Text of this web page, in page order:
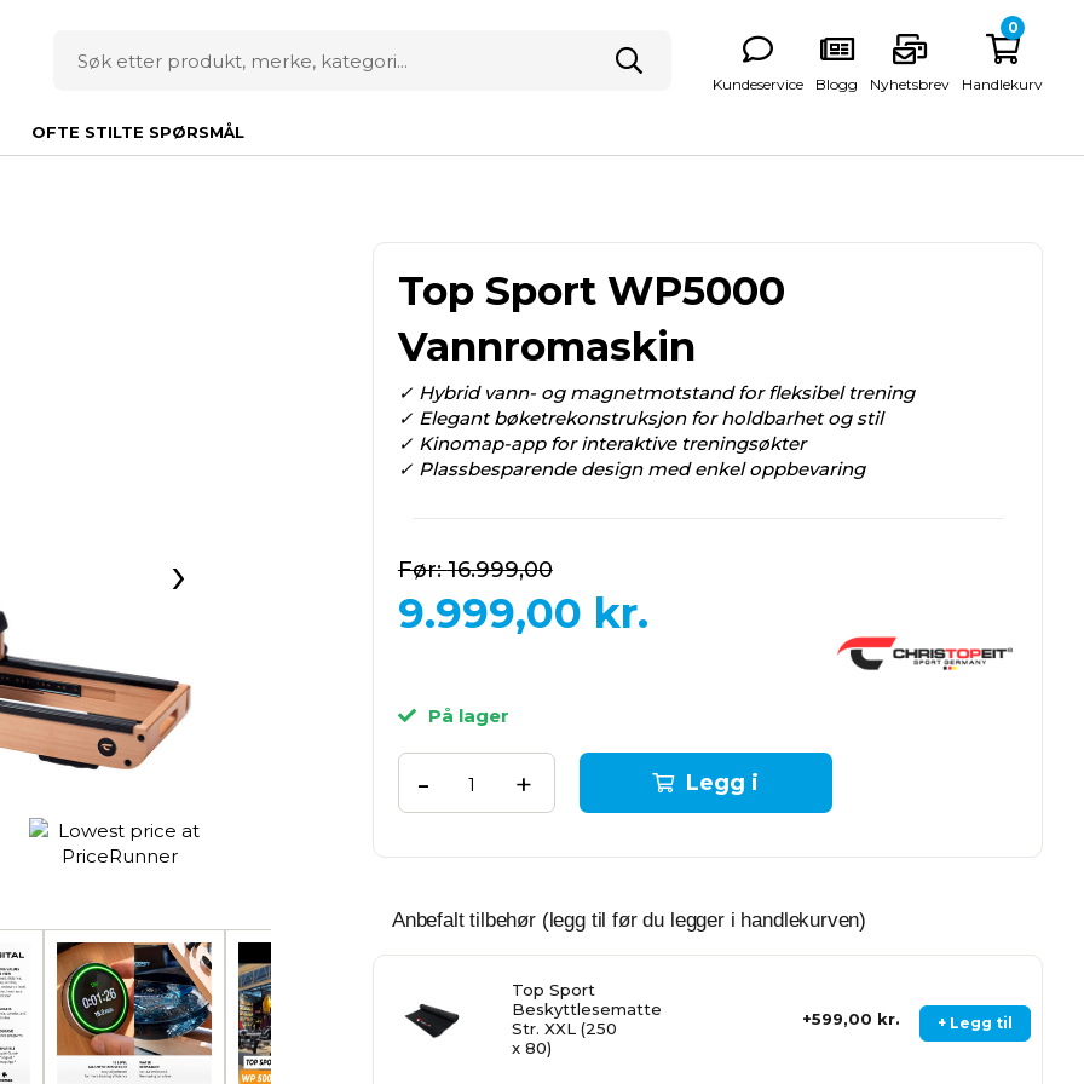
Kundeservice Blogg Nyhetsbrev Handlekurv
0
OFTE STILTE SPØRSMÅL
›
Top Sport WP5000
Vannromaskin
✓ Hybrid vann- og magnetmotstand for fleksibel trening
✓ Elegant bøketrekonstruksjon for holdbarhet og stil
✓ Kinomap-app for interaktive treningsøkter
✓ Plassbesparende design med enkel oppbevaring
16.999,00
9.999,00 kr.
På lager
+
- Legg i
Anbefalt tilbehør (legg til før du legger i handlekurven)
+ Legg til
Top Sport
Beskyttlesematte
Str. XXL (250
x 80)
599,00 kr.